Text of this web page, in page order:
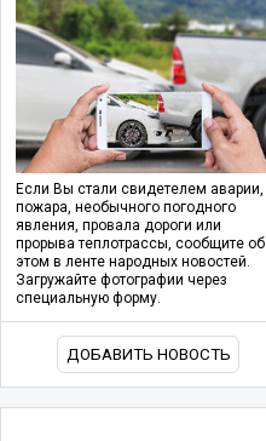
Если Вы стали свидетелем аварии,
пожара, необычного погодного
явления, провала дороги или
прорыва теплотрассы, сообщите об
этом в ленте народных новостей.
Загружайте фотографии через
специальную форму.
ДОБАВИТЬ НОВОСТЬ